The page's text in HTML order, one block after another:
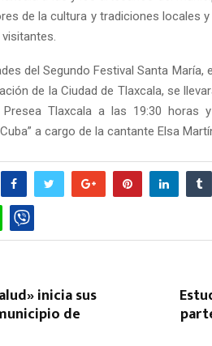
de la cultura y tradiciones locales
del Segundo Festival Santa
de la Ciudad de Tlaxcala, se
Tlaxcala a las 19:30 horas
a cargo de la cantante Elsa
inicia sus
de